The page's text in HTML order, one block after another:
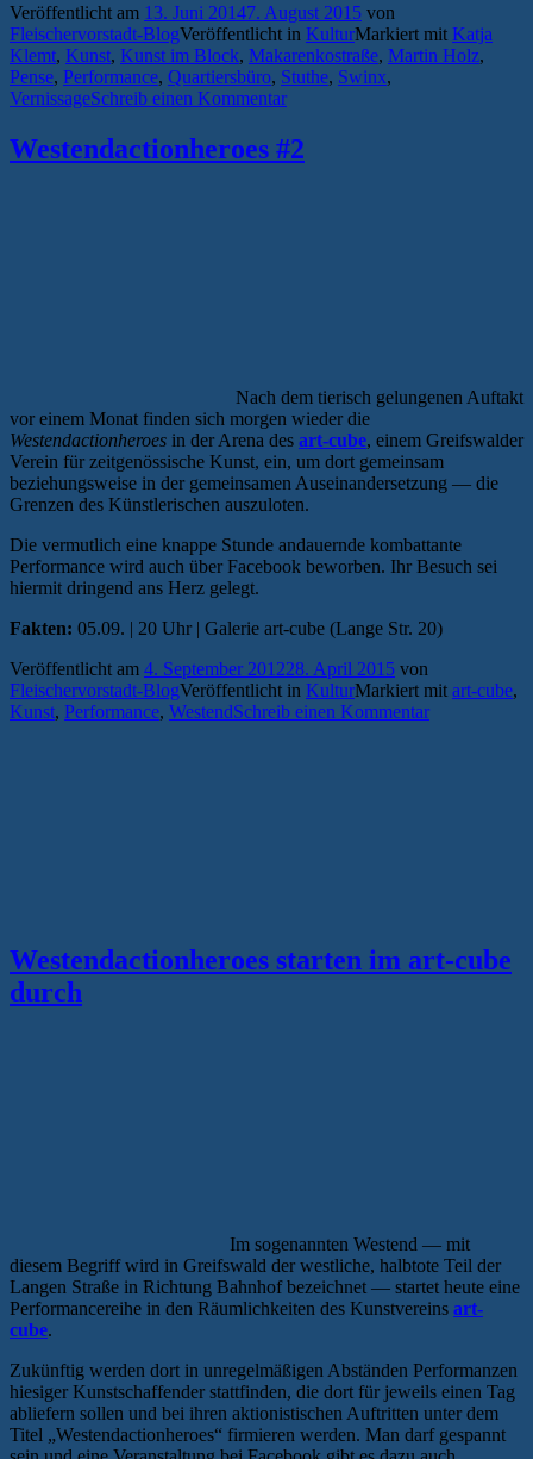
Veröffentlicht am 13. Juni 20147. August 2015 von
Fleischervorstadt-BlogVeröffentlicht in KulturMarkiert mit Katja
Klemt, Kunst, Kunst im Block, Makarenkostraße, Martin Holz,
Pense, Performance, Quartiersbüro, Stuthe, Swinx,
VernissageSchreib einen Kommentar
Westendactionheroes #2
Nach dem tierisch gelungenen Auftakt
vor einem Monat finden sich morgen wieder die
Westendactionheroes in der Arena des art-cube, einem Greifswalder
Verein für zeitgenössische Kunst, ein, um dort gemeinsam
beziehungsweise in der gemeinsamen Auseinandersetzung — die
Grenzen des Künstlerischen auszuloten.
Die vermutlich eine knappe Stunde andauernde kombattante
Performance wird auch über Facebook beworben. Ihr Besuch sei
hiermit dringend ans Herz gelegt.
Fakten: 05.09. | 20 Uhr | Galerie art-cube (Lange Str. 20)
Veröffentlicht am 4. September 201228. April 2015 von
Fleischervorstadt-BlogVeröffentlicht in KulturMarkiert mit art-cube,
Kunst, Performance, WestendSchreib einen Kommentar
Westendactionheroes starten im art-cube
durch
Im sogenannten Westend — mit
diesem Begriff wird in Greifswald der westliche, halbtote Teil der
Langen Straße in Richtung Bahnhof bezeichnet — startet heute eine
Performancereihe in den Räumlichkeiten des Kunstvereins art-
cube.
Zukünftig werden dort in unregelmäßigen Abständen Performanzen
hiesiger Kunstschaffender stattfinden, die dort für jeweils einen Tag
abliefern sollen und bei ihren aktionistischen Auftritten unter dem
Titel „Westendactionheroes“ firmieren werden. Man darf gespannt